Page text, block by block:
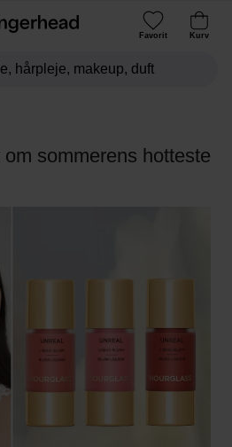
Favorit Kurv
sommerens hotteste